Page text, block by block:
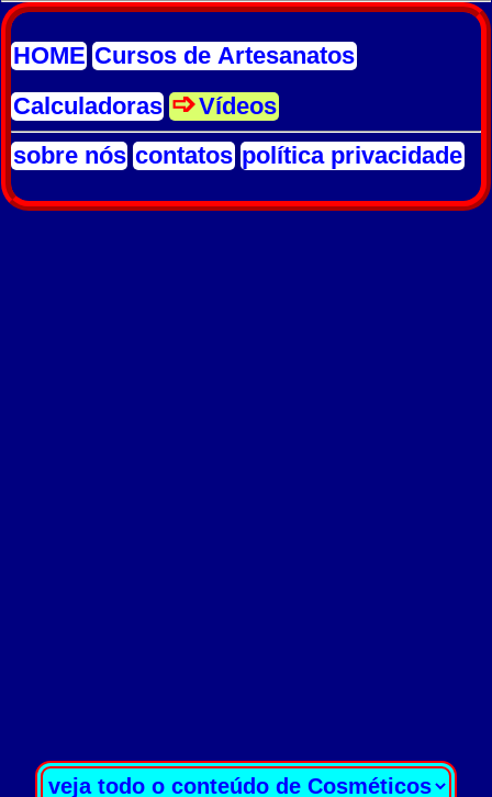
HOME Cursos de Artesanatos
Calculadoras
Vídeos
sobre nós contatos política privacidade